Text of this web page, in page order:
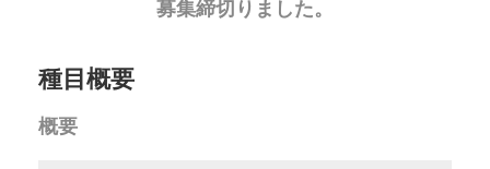
募集締切りました。
種目概要
概要